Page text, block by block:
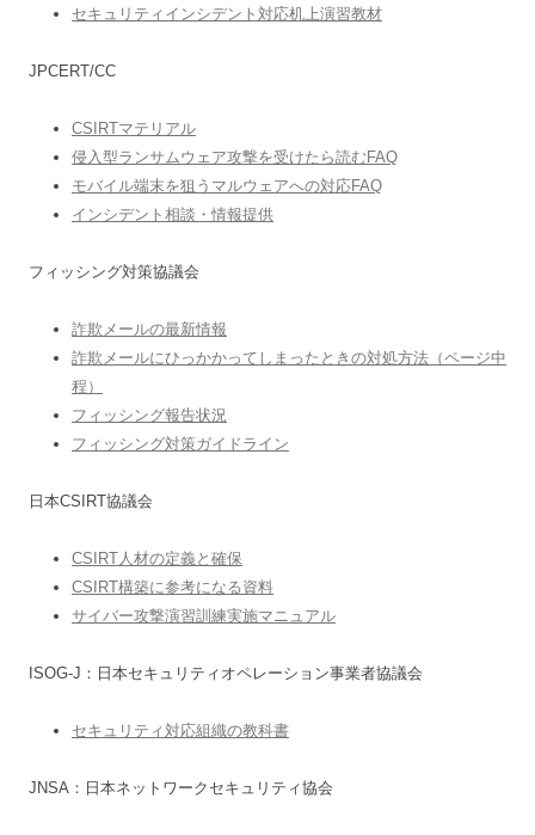
セキュリティインシデント対応机上演習教材
JPCERT/CC
CSIRTマテリアル
侵入型ランサムウェア攻撃を受けたら読むFAQ
モバイル端末を狙うマルウェアへの対応FAQ
インシデント相談・情報提供
フィッシング対策協議会
詐欺メールの最新情報
詐欺メールにひっかかってしまったときの対処方法（ページ中
程）
フィッシング報告状況
フィッシング対策ガイドライン
日本CSIRT協議会
CSIRT人材の定義と確保
CSIRT構築に参考になる資料
サイバー攻撃演習訓練実施マニュアル
ISOG-J：日本セキュリティオペレーション事業者協議会
セキュリティ対応組織の教科書
JNSA：日本ネットワークセキュリティ協会